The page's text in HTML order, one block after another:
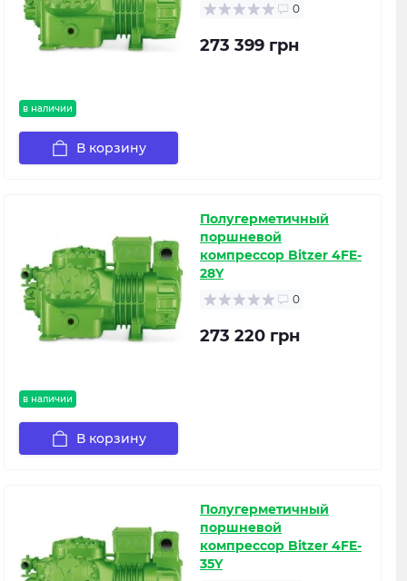
в наличии
0
273 399 грн
В корзину
в наличии
Полугерметичный
поршневой
компрессор Bitzer 4FE-
28Y
0
273 220 грн
В корзину
Полугерметичный
поршневой
компрессор Bitzer 4FE-
35Y